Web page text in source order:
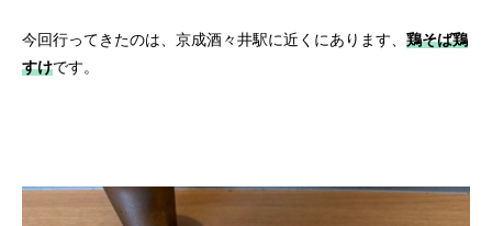
今回行ってきたのは、京成酒々井駅に近くにあります、 鶏そば鶏
すけです。